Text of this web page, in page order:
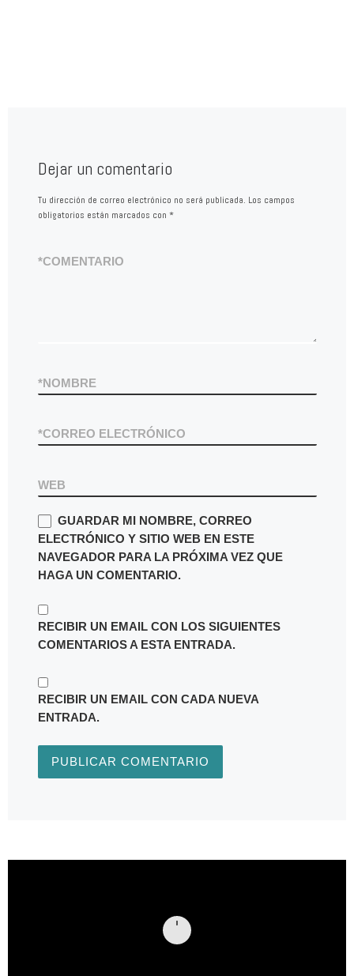
Dejar un comentario
Tu dirección de correo electrónico no será publicada. Los campos
obligatorios están marcados con *
COMENTARIO
*
NOMBRE
*
CORREO ELECTRÓNICO
*
WEB
GUARDAR MI NOMBRE, CORREO
ELECTRÓNICO Y SITIO WEB EN ESTE
NAVEGADOR PARA LA PRÓXIMA VEZ QUE
HAGA UN COMENTARIO.
RECIBIR UN EMAIL CON LOS SIGUIENTES
COMENTARIOS A ESTA ENTRADA.
RECIBIR UN EMAIL CON CADA NUEVA
ENTRADA.